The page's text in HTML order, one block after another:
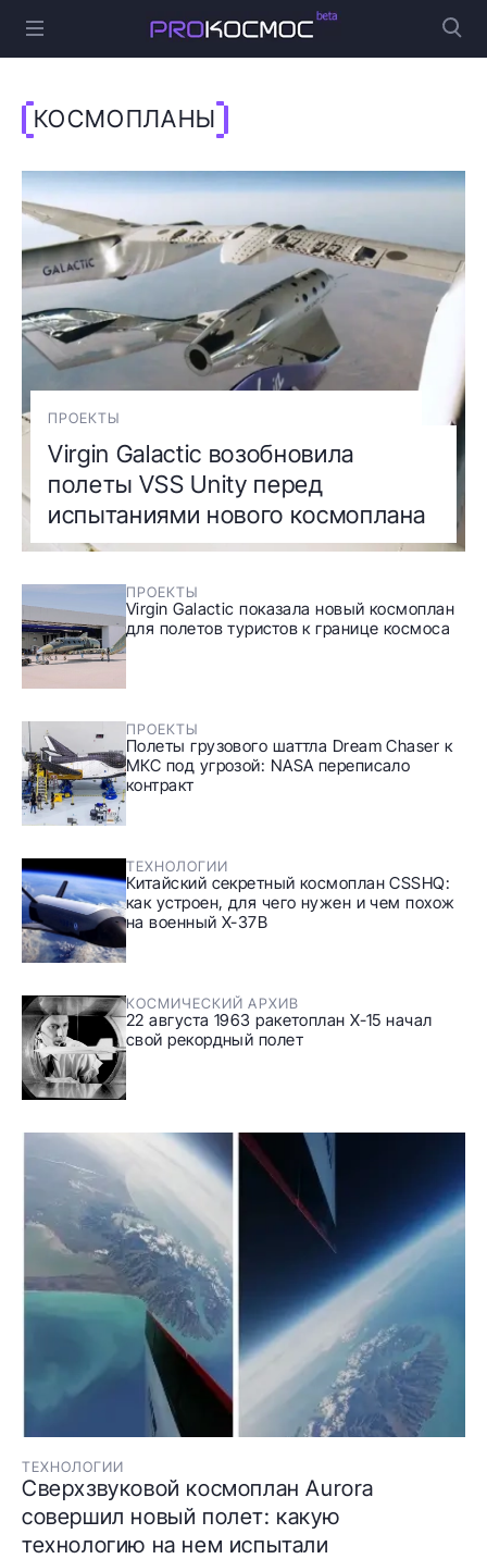
КОСМОПЛАНЫ
ПРОЕКТЫ
Virgin Galactic возобновила
полеты VSS Unity перед
испытаниями нового космоплана
ПРОЕКТЫ
Virgin Galactic показала новый космоплан
для полетов туристов к границе космоса
ПРОЕКТЫ
Полеты грузового шаттла Dream Chaser к
МКС под угрозой: NASA переписало
контракт
ТЕХНОЛОГИИ
Китайский секретный космоплан CSSHQ:
как устроен, для чего нужен и чем похож
на военный X-37B
КОСМИЧЕСКИЙ АРХИВ
22 августа 1963 ракетоплан Х-15 начал
свой рекордный полет
ТЕХНОЛОГИИ
Сверхзвуковой космоплан Aurora
совершил новый полет: какую
технологию на нем испытали